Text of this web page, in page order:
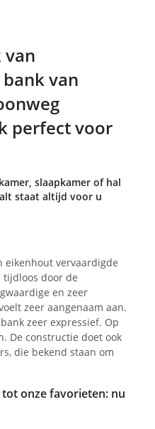
van
van
perfect voor
slaapkamer of hal
staat altijd voor u
eikenhout vervaardigde
door de
en zeer
zeer aangenaam aan.
zeer expressief. Op
De constructie doet ook
die bekend staan om
onze favorieten: nu